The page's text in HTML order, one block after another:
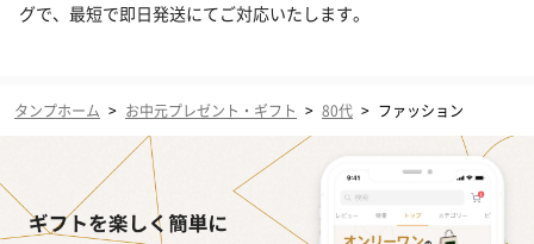
グで、最短で即日発送にてご対応いたします。
タンプホーム > お中元プレゼント・ギフト > 80代 > ファッション